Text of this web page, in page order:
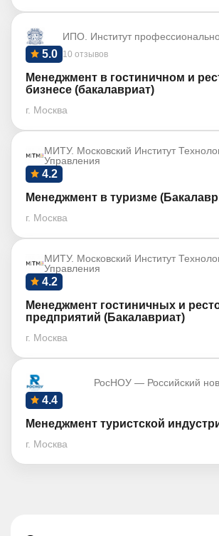
ИПО. Институт
10 отзывов
5.0
Менеджмент в гостиничном и
бизнесе (бакалавриат)
г. Москва
МИТУ. Московский Институт
Управления
4.2
Менеджмент в туризме
г. Москва
МИТУ. Московский Институт
Управления
4.2
Менеджмент гостиничных и
предприятий (Бакалавриат)
г. Москва
РосНОУ — Российский
4.4
Менеджмент туристской
г. Москва